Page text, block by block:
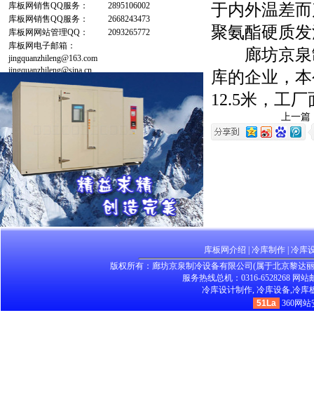
库板网销售QQ服务：
2895106002
库板网销售QQ服务：
2668243473
库板网网站管理QQ：
2093265772
库板网电子邮箱：
jingquanzhileng@163.com
jingquanzhileng@sina.cn
于内外温差
聚氨酯硬质
廊坊京泉
库的企业，
12.5米，工
上一篇
库板网介绍 冷库制作| 冷库
版权所有：廊坊京泉制冷设备有限公司(属于北京黎达
服务热线总机：0316-6528268 网站
冷库设计制作, 冷库设备,冷库
51La
360网站